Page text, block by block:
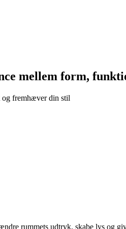
mellem form,
og fremhæver din stil
rummets udtryk, skabe lys og